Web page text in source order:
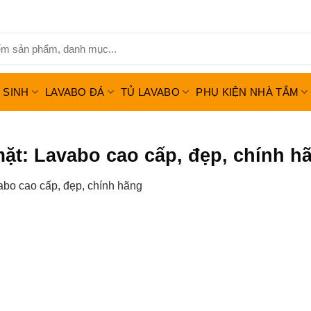
SINH LAVABO ĐÁ TỦ LAVABO PHỤ KIỆN NHÀ TẮM
Lavabo cao cấp, đẹp, chính
cao cấp, đẹp, chính hãng